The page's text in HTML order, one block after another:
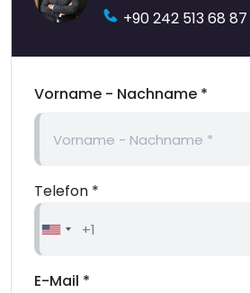
+90 242 513 68 87
Vorname - Nachname *
Telefon *
E-Mail *